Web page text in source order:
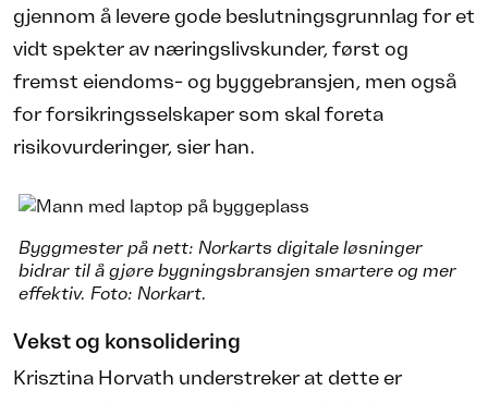
gjennom å levere gode beslutningsgrunnlag for et
vidt spekter av næringslivskunder, først og
fremst eiendoms- og byggebransjen, men også
for forsikringsselskaper som skal foreta
risikovurderinger, sier han.
Byggmester på nett: Norkarts digitale løsninger
bidrar til å gjøre bygningsbransjen smartere og mer
effektiv. Foto: Norkart.
Vekst og konsolidering
Krisztina Horvath understreker at dette er